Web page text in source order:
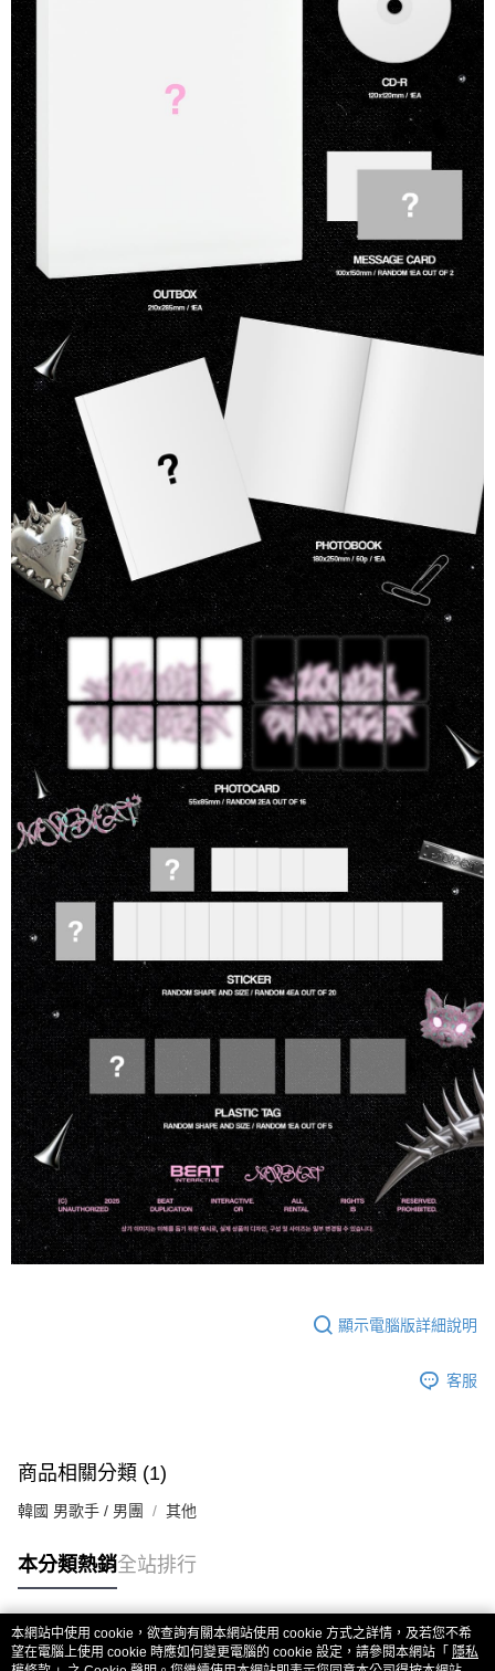
顯示電腦版詳細說明
客服
商品相關分類 (1)
韓國 男歌手 / 男團 其他
本分類熱銷全站排行
熱門標籤
本網站中使用 cookie，欲查詢有關本網站使用 cookie 方式之詳情，及若您不希
望在電腦上使用 cookie 時應如何變更電腦的 cookie 設定，請參閱本網站「 隱私